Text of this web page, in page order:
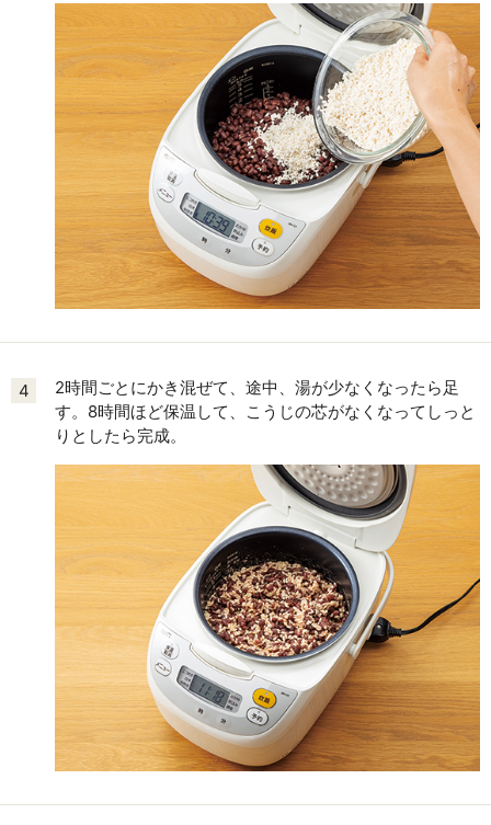
4
2時間ごとにかき混ぜて、途中、湯が少なくなったら足
す。8時間ほど保温して、こうじの芯がなくなってしっと
りとしたら完成。